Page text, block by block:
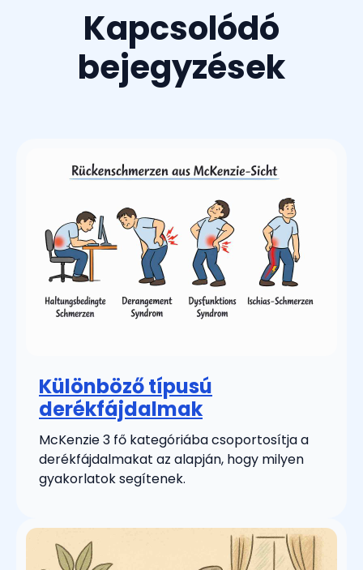
Kapcsolódó
bejegyzések
Különböző típusú
derékfájdalmak
McKenzie 3 fő kategóriába csoportosítja a
derékfájdalmakat az alapján, hogy milyen
gyakorlatok segítenek.